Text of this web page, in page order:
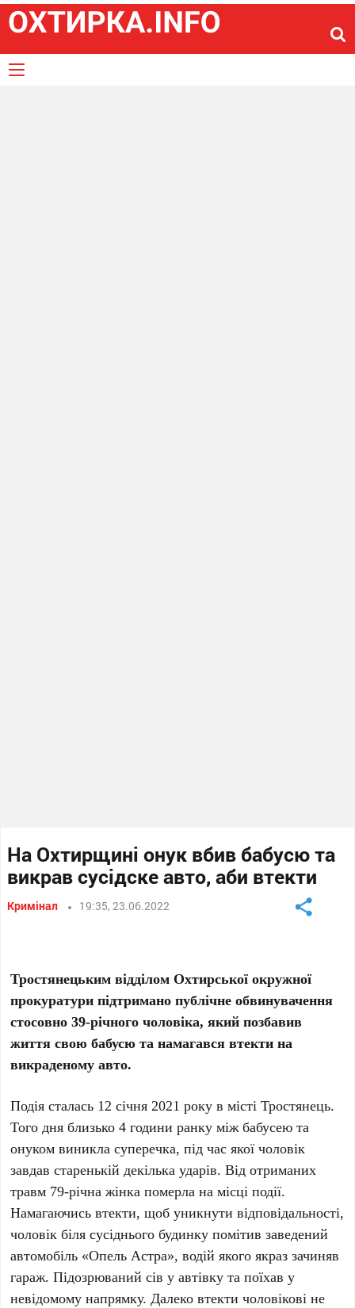
На Охтирщині онук вбив бабусю та
викрав сусідске авто, аби втекти
Кримінал 19:35, 23.06.2022
Тростянецьким відділом Охтирської окружної
прокуратури підтримано публічне обвинувачення
стосовно 39-річного чоловіка, який позбавив
життя свою бабусю та намагався втекти на
викраденому авто.
Подія сталась 12 січня 2021 року в місті Тростянець.
Того дня близько 4 години ранку між бабусею та
онуком виникла суперечка, під час якої чоловік
завдав старенькій декілька ударів. Від отриманих
травм 79-річна жінка померла на місці події.
Намагаючись втекти, щоб уникнути відповідальності,
чоловік біля сусіднього будинку помітив заведений
автомобіль «Опель Астра», водій якого якраз зачиняв
гараж. Підозрюваний сів у автівку та поїхав у
невідомому напрямку. Далеко втекти чоловікові не